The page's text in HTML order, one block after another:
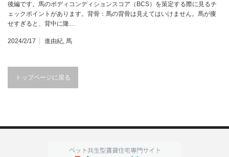
後編です。馬のボディコンディションスコア（BCS）を策定する際に見るチ
ェックポイントがあります。背骨：馬の背骨は見えてはいけません。馬が痩
せすぎると、背中に隆…
2024/2/17 進由紀, 馬
トップページに戻る